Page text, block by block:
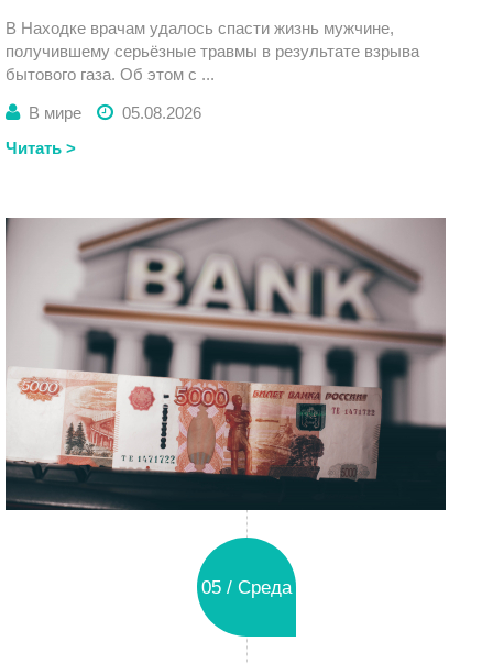
В Находке врачам удалось спасти жизнь мужчине,
получившему серьёзные травмы в результате взрыва
бытового газа. Об этом с ...
В мире
05.08.2026
Читать >
05 / Среда